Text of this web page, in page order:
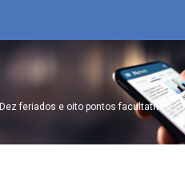
Dez feriados e oito pontos facultativos